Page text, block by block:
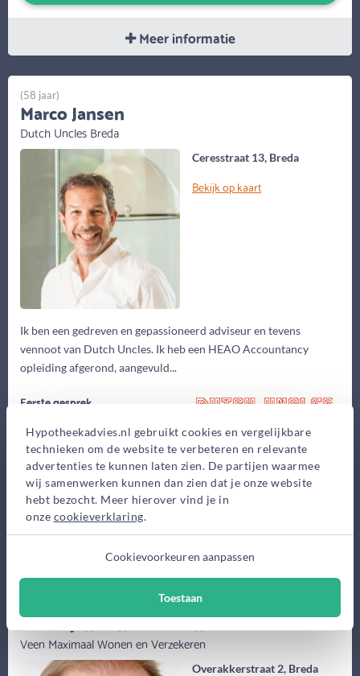
Hypotheekadvies.nl gebruikt cookies en vergelijkbare
technieken om de website te verbeteren en relevante
advertenties te kunnen laten zien. De partijen waarmee
wij samenwerken kunnen dan zien dat je onze website
hebt bezocht. Meer hierover vind je in
onze cookieverklaring.
Cookievoorkeuren aanpassen
Toestaan
Meer informatie
Ceresstraat 13, Breda
Bekijk op kaart
Ik ben een gedreven en gepassioneerd adviseur en tevens
vennoot van Dutch Uncles. Ik heb een HEAO Accountancy
opleiding afgerond, aangevuld...
(58 jaar)
Marco Jansen
Dutch Uncles Breda
Eerste gesprek
Advieskosten
2.500,-
Maak gratis afspraak
Meer informatie
Overakkerstraat 2, Breda
Evert-Jan van der Veen
Veen Maximaal Wonen en Verzekeren